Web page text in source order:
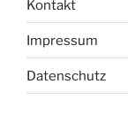
Kontakt
Impressum
Datenschutz